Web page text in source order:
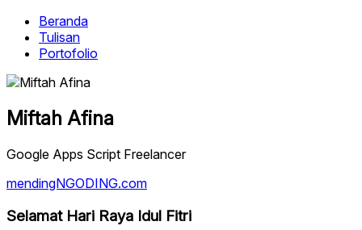
Beranda
Tulisan
Portofolio
Miftah Afina
Google Apps Script Freelancer
mendingNGODING.com
Selamat Hari Raya Idul Fitri